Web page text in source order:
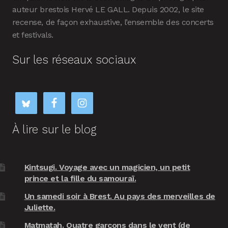
auteur brestois Hervé LE GALL. Depuis 2002, le site
recense, de façon exhaustive, l’ensemble des concerts
et festivals.
Sur les réseaux sociaux
À lire sur le blog
Kintsugi. Voyage avec un magicien, un petit
prince et la fille du samouraï.
Un samedi soir à Brest. Au pays des merveilles de
Juliette.
Matmatah. Quatre garçons dans le vent (de